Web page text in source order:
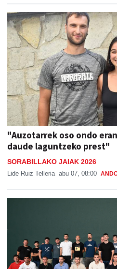
"Auzotarrek oso ondo
daude laguntzeko prest"
SORABILLAKO JAIAK 2026
Lide Ruiz Telleria abu 07, 08:00